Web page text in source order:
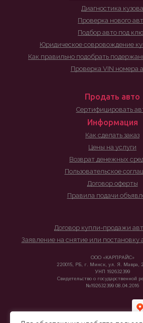
Диагностика кузова
Проверка нового
Подбор авто под
Юридическое совровождение
Как правильно подобрать
Проверка VIN номера
Продать авто
Сертифицировать
Информация
Как сделать заказ
Цены на услуги
Возврат денежных
Пользовательское
Договор оферты
Правила подачи
Договор купли-продажи
Заявление на снятие или постановку
ООО «КАРПРАЙС»
220015, РБ, г. Минск, ул. Я. Мавра,
УНП 192632399
Свидетельство о государственной
№192632399 08.04.2016